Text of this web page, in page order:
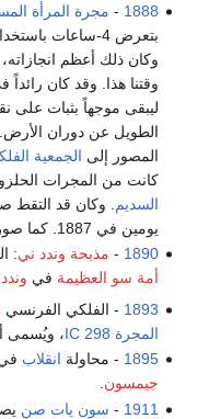
1888
- مجرة المرأة
وكان ذلك أعظم
وقتنا هذا. وقد كان
ليبقى موجهاً بثبات على
الطويل عن دوران
المصور إلى الجمعية
كانت من المجرات
السديم
. وكان قد
يومين في 1887. كما صور بنجاح مجرات أخرى.
1890
- مذبحة وندد ني:
أمة سو العظيمة في
1893 - الفلكي الفرنسي
المجرة IC 298، ويُسمى
1895 - محاولة انقلاب
جيمسون.
1911
- سون يات صن